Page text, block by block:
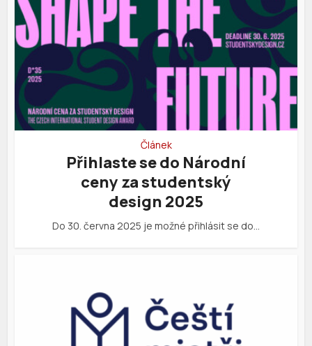
Článek
Přihlaste se do Národní
ceny za studentský
design 2025
Do 30. června 2025 je možné přihlásit se do…